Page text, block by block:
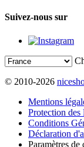
Suivez-nous sur
© 2010-2026
Mentions
Protection des
Conditions
Déclaration
Paramètres